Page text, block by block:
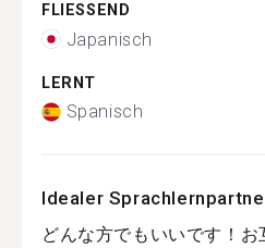
FLIESSEND
Japanisch
LERNT
Spanisch
Idealer
どんな方でもいいです！